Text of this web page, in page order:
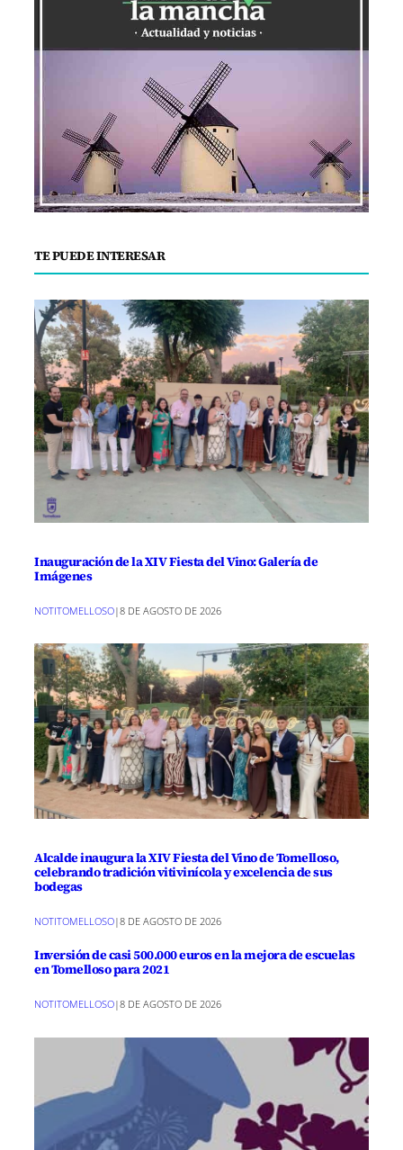
TE PUEDE INTERESAR
Inauguración de la XIV Fiesta del Vino: Galería de
Imágenes
NOTITOMELLOSO|8 DE AGOSTO DE 2026
Alcalde inaugura la XIV Fiesta del Vino de Tomelloso,
celebrando tradición vitivinícola y excelencia de sus
bodegas
NOTITOMELLOSO|8 DE AGOSTO DE 2026
Inversión de casi 500.000 euros en la mejora de escuelas
en Tomelloso para 2021
NOTITOMELLOSO|8 DE AGOSTO DE 2026